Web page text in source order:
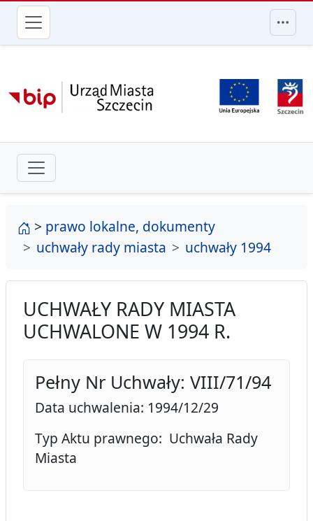
przejdź do głównego menu
strona główna
> prawo lokalne, dokumenty
uchwały rady miasta
uchwały 1994
UCHWAŁY RADY MIASTA
UCHWALONE W 1994 R.
Pełny Nr Uchwały: VIII/71/94
Data uchwalenia: 1994/12/29
Typ Aktu prawnego: Uchwała Rady
Miasta